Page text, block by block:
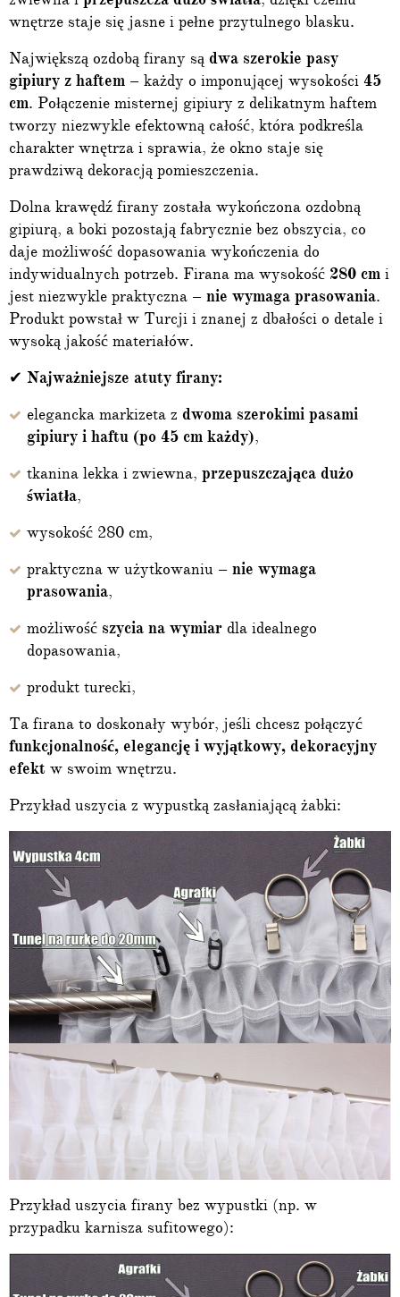
wnętrze staje się jasne i pełne przytulnego blasku.
Największą ozdobą firany są dwa szerokie pasy
gipiury z haftem – każdy o imponującej wysokości 45
cm. Połączenie misternej gipiury z delikatnym haftem
tworzy niezwykle efektowną całość, która podkreśla
charakter wnętrza i sprawia, że okno staje się
prawdziwą dekoracją pomieszczenia.
Dolna krawędź firany została wykończona ozdobną
gipiurą, a boki pozostają fabrycznie bez obszycia, co
daje możliwość dopasowania wykończenia do
indywidualnych potrzeb. Firana ma wysokość 280 cm i
jest niezwykle praktyczna – nie wymaga prasowania.
Produkt powstał w Turcji i znanej z dbałości o detale i
wysoką jakość materiałów.
✔ Najważniejsze atuty firany:
elegancka markizeta z dwoma szerokimi pasami
gipiury i haftu (po 45 cm każdy),
tkanina lekka i zwiewna, przepuszczająca dużo
światła,
wysokość 280 cm,
praktyczna w użytkowaniu – nie wymaga
prasowania,
możliwość szycia na wymiar dla idealnego
dopasowania,
produkt turecki,
Ta firana to doskonały wybór, jeśli chcesz połączyć
funkcjonalność, elegancję i wyjątkowy, dekoracyjny
efekt w swoim wnętrzu.
Przykład uszycia z wypustką zasłaniającą żabki:
Przykład uszycia firany bez wypustki (np. w
przypadku karnisza sufitowego):